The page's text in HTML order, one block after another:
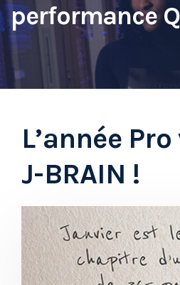
performance
L’année
J-BRAIN !